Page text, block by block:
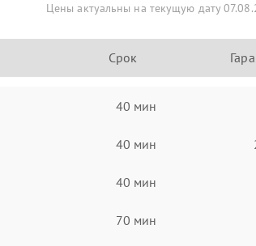
Цены актуальны на текущую дату
Срок
40 мин
40 мин
40 мин
70 мин